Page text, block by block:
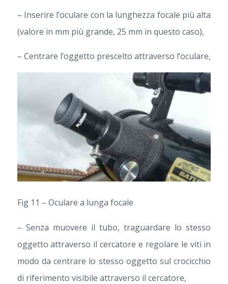
– Inserire l’oculare con la lunghezza focale più alta
(valore in mm più grande, 25 mm in questo caso),
– Centrare l’oggetto prescelto attraverso l’oculare,
Fig 11 – Oculare a lunga focale
– Senza muovere il tubo, traguardare lo stesso
oggetto attraverso il cercatore e regolare le viti in
modo da centrare lo stesso oggetto sul crocicchio
di riferimento visibile attraverso il cercatore,